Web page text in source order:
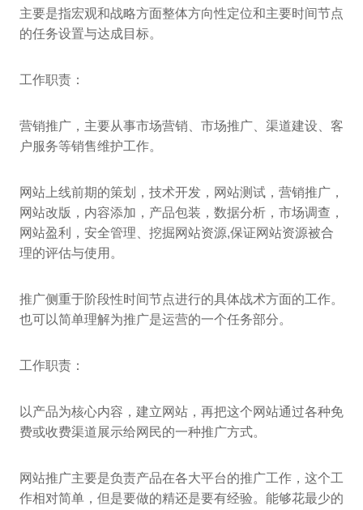
主要是指宏观和战略方面整体方向性定位和主要时间节点
的任务设置与达成目标。
工作职责：
营销推广，主要从事市场营销、市场推广、渠道建设、客
户服务等销售维护工作。
网站上线前期的策划，技术开发，网站测试，营销推广，
网站改版，内容添加，产品包装，数据分析，市场调查，
网站盈利，安全管理、挖掘网站资源,保证网站资源被合
理的评估与使用。
推广侧重于阶段性时间节点进行的具体战术方面的工作。
也可以简单理解为推广是运营的一个任务部分。
工作职责：
以产品为核心内容，建立网站，再把这个网站通过各种免
费或收费渠道展示给网民的一种推广方式。
网站推广主要是负责产品在各大平台的推广工作，这个工
作相对简单，但是要做的精还是要有经验。能够花最少的